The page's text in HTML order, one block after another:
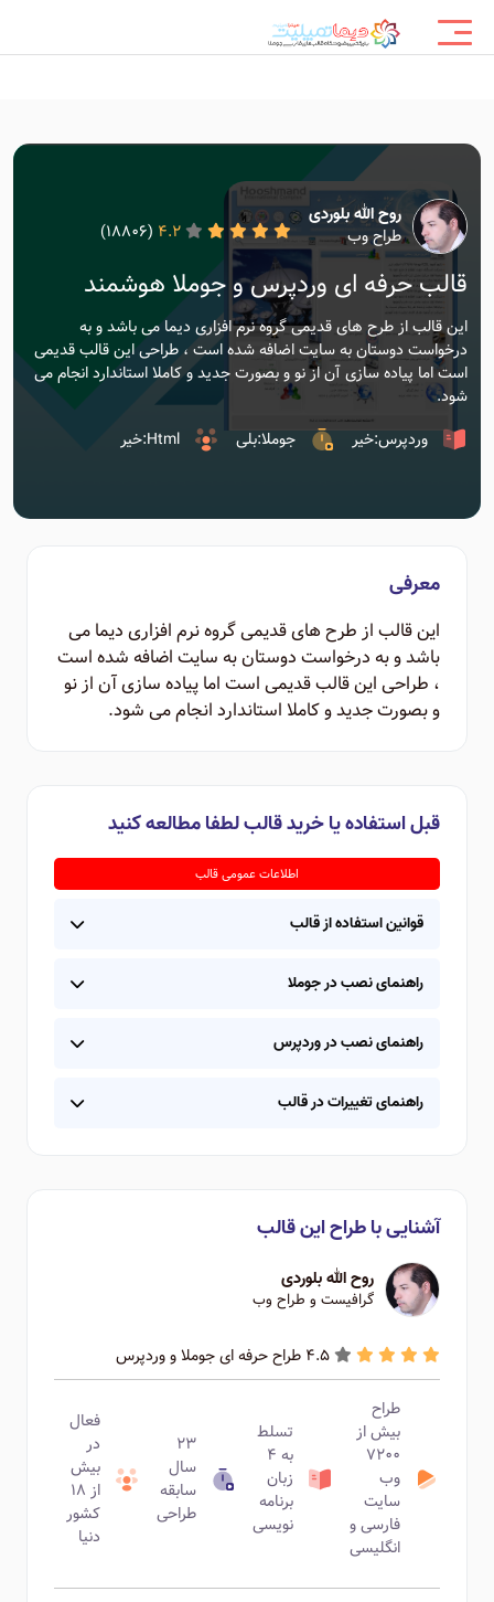
روح الله بلوردی
طراح وب
4.2
(18806)
قالب حرفه ای وردپرس و جوملا هوشمند
این قالب از طرح های قدیمی گروه نرم افزاری دیما می باشد و به
درخواست دوستان به سایت اضافه شده است ، طراحی این قالب قدیمی
است اما پیاده سازی آن از نو و بصورت جدید و کاملا استاندارد انجام می
شود.
وردپرس:خیر
جوملا:بلی Html:خیر
معرفی
این قالب از طرح های قدیمی گروه نرم افزاری دیما می
باشد و به درخواست دوستان به سایت اضافه شده است
، طراحی این قالب قدیمی است اما پیاده سازی آن از نو
و بصورت جدید و کاملا استاندارد انجام می شود.
قبل استفاده یا خرید قالب لطفا مطالعه کنید
اطلاعات عمومی قالب
قوانین استفاده از قالب
راهنمای نصب در جوملا
راهنمای نصب در وردپرس
راهنمای تغییرات در قالب
آشنایی با طراح این قالب
روح الله بلوردی
گرافیست و طراح وب
4.5 طراح حرفه ای جوملا و وردپرس
طراح
بیش از
۷۲۰۰
وب
سایت
فارسی و
انگلیسی
تسلط
به ۴
زبان
برنامه
نویسی
۲۳
سال
سابقه
طراحی
فعال
در
بیش
از ۱۸
کشور
دنیا